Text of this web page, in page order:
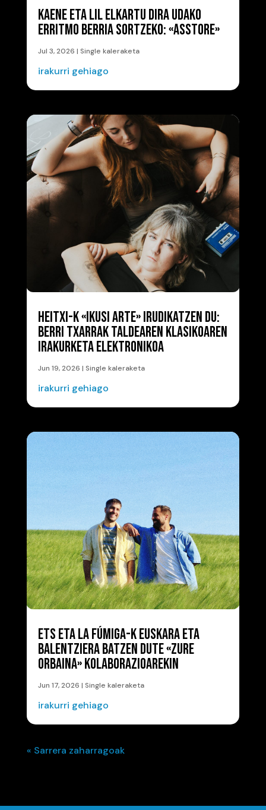
KAENE ETA LIL ELKARTU DIRA UDAKO
ERRITMO BERRIA SORTZEKO: «ASSTORE»
Jul 3, 2026 | Single kaleraketa
irakurri gehiago
HEITXI-K «IKUSI ARTE» IRUDIKATZEN DU:
BERRI TXARRAK TALDEAREN KLASIKOAREN
IRAKURKETA ELEKTRONIKOA
Jun 19, 2026 | Single kaleraketa
irakurri gehiago
ETS ETA LA FÚMIGA-K EUSKARA ETA
BALENTZIERA BATZEN DUTE «ZURE
ORBAINA» KOLABORAZIOAREKIN
Jun 17, 2026 | Single kaleraketa
irakurri gehiago
« Sarrera zaharragoak